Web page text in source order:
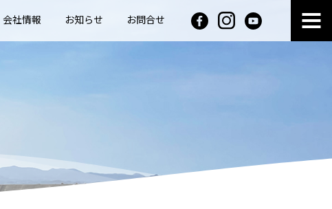
会社情報 お知らせ お問合せ